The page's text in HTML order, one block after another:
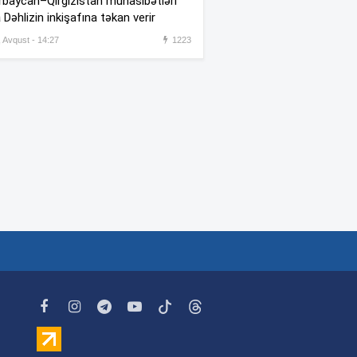
Kiberpolis əməliyyat keçirdi:
“Qiymətləndirmə sektoru
komponentidir”
Metrodakı təmirin kirayə
ərazilərdə qiymətlər artacaq?
Dəhlizin inkişafına təkan verir
Avqust - 14:27 1223